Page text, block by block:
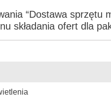
“Dostawa sprzętu
składania ofert dla